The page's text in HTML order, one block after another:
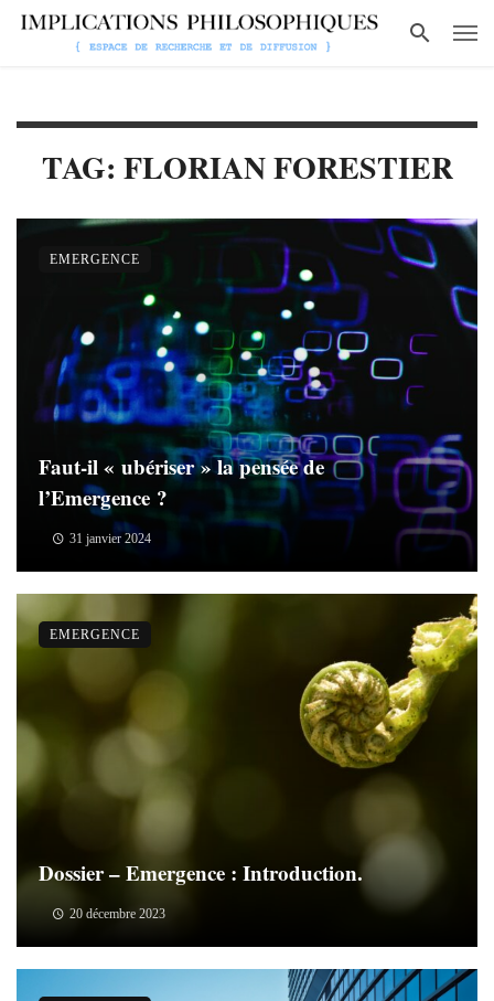
TAG: FLORIAN FORESTIER
Faut-il « ubériser » la pensée de
l’Emergence ?
31 janvier 2024
EMERGENCE
Dossier – Emergence : Introduction.
20 décembre 2023
EMERGENCE